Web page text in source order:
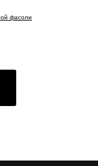
фасоли